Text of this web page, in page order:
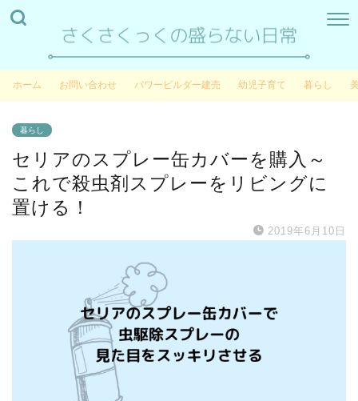
ホーム お問い合わせ パワービルダー建売 幼児子育て 暮らし
暮らし
セリアのスプレー缶カバーを購入～
これで殺虫剤スプレーをリビングに
置ける！
2019年6月10日